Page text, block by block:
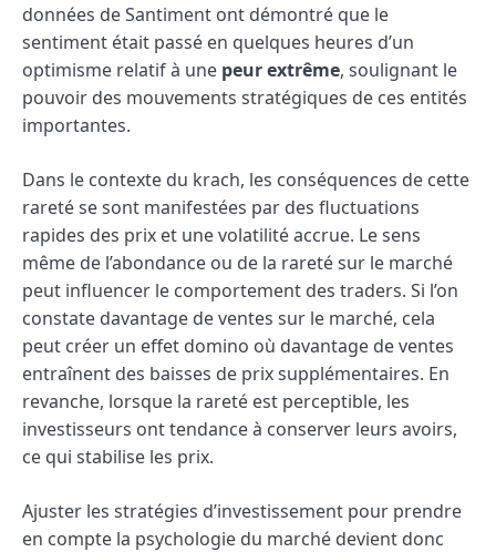
données de Santiment ont démontré que le
sentiment était passé en quelques heures d’un
optimisme relatif à une peur extrême, soulignant le
pouvoir des mouvements stratégiques de ces entités
importantes.
Dans le contexte du krach, les conséquences de cette
rareté se sont manifestées par des fluctuations
rapides des prix et une volatilité accrue. Le sens
même de l’abondance ou de la rareté sur le marché
peut influencer le comportement des traders. Si l’on
constate davantage de ventes sur le marché, cela
peut créer un effet domino où davantage de ventes
entraînent des baisses de prix supplémentaires. En
revanche, lorsque la rareté est perceptible, les
investisseurs ont tendance à conserver leurs avoirs,
ce qui stabilise les prix.
Ajuster les stratégies d’investissement pour prendre
en compte la psychologie du marché devient donc